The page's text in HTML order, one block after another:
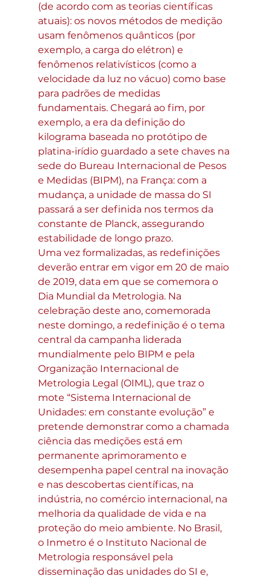
(de acordo com as teorias científicas
atuais): os novos métodos de medição
usam fenômenos quânticos (por
exemplo, a carga do elétron) e
fenômenos relativísticos (como a
velocidade da luz no vácuo) como base
para padrões de medidas
fundamentais. Chegará ao fim, por
exemplo, a era da definição do
kilograma baseada no protótipo de
platina-irídio guardado a sete chaves na
sede do Bureau Internacional de Pesos
e Medidas (BIPM), na França: com a
mudança, a unidade de massa do SI
passará a ser definida nos termos da
constante de Planck, assegurando
estabilidade de longo prazo.
Uma vez formalizadas, as redefinições
deverão entrar em vigor em 20 de maio
de 2019, data em que se comemora o
Dia Mundial da Metrologia. Na
celebração deste ano, comemorada
neste domingo, a redefinição é o tema
central da campanha liderada
mundialmente pelo BIPM e pela
Organização Internacional de
Metrologia Legal (OIML), que traz o
mote “Sistema Internacional de
Unidades: em constante evolução” e
pretende demonstrar como a chamada
ciência das medições está em
permanente aprimoramento e
desempenha papel central na inovação
e nas descobertas científicas, na
indústria, no comércio internacional, na
melhoria da qualidade de vida e na
proteção do meio ambiente. No Brasil,
o Inmetro é o Instituto Nacional de
Metrologia responsável pela
disseminação das unidades do SI e,